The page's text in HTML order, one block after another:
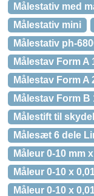
Målestativ med
Målestativ mini
Målestativ ph-
Målestav Form A
Målestav Form A
Målestav Form B
Målestift til
Målesæt 6 dele
Måleur 0-10 mm
Måleur 0-10 x
Måleur 0-10 x